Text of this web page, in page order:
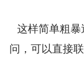
这样简单粗
问，可以直接